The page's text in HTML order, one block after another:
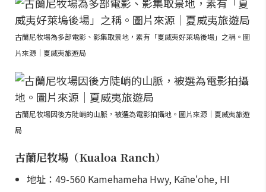
古蘭尼牧場為多部電影、影集取景地，素有「夏威夷好萊塢後場」之稱。圖
片來源｜夏威夷旅遊局
古蘭尼牧場因後方陡峭的山脈，被選為電影拍攝地。圖片來源｜夏威夷旅遊
局
古蘭尼牧場（Kualoa Ranch）
地址：49-560 Kamehameha Hwy, Kāneʻohe, HI